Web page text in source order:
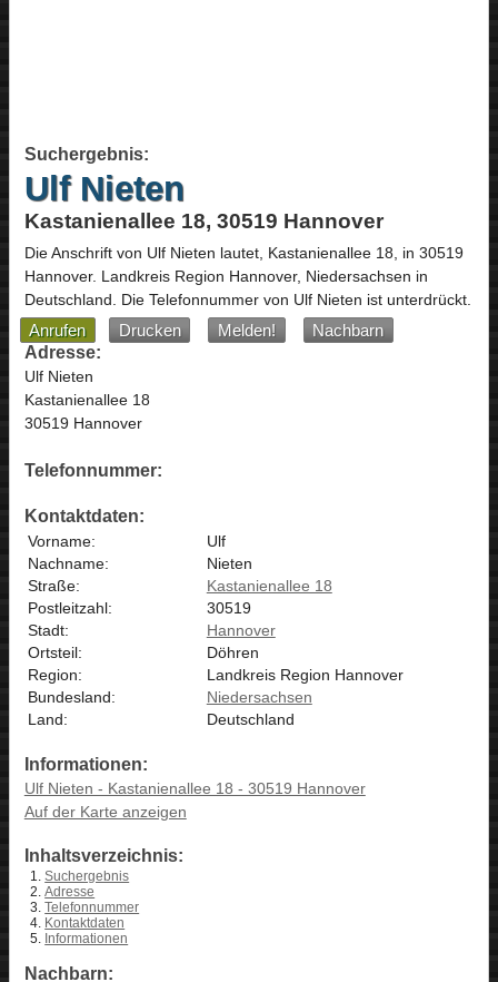
Suchergebnis:
Ulf Nieten
Kastanienallee 18, 30519 Hannover
Die Anschrift von Ulf Nieten lautet, Kastanienallee 18, in 30519
Hannover. Landkreis Region Hannover, Niedersachsen in
Deutschland. Die Telefonnummer von Ulf Nieten ist unterdrückt.
Anrufen Drucken Melden!
Nachbarn
Adresse:
Ulf Nieten
Kastanienallee 18
30519 Hannover
Telefonnummer:
Kontaktdaten:
Vorname:
Ulf
Nachname:
Nieten
Straße:
Kastanienallee 18
Postleitzahl:
30519
Stadt:
Hannover
Ortsteil:
Döhren
Region:
Landkreis Region Hannover
Bundesland:
Niedersachsen
Land:
Deutschland
Informationen:
Ulf Nieten - Kastanienallee 18 - 30519 Hannover
Auf der Karte anzeigen
Inhaltsverzeichnis:
Suchergebnis
Adresse
Telefonnummer
Kontaktdaten
Informationen
Nachbarn: